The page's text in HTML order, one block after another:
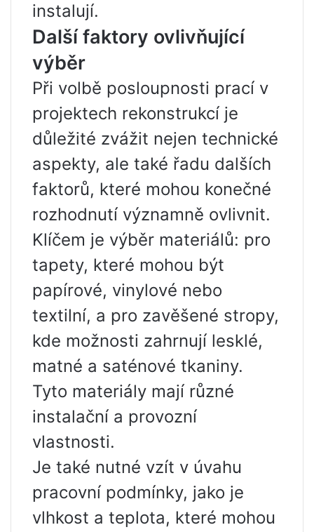
instalují.
Další faktory ovlivňující
výběr
Při volbě posloupnosti prací v
projektech rekonstrukcí je
důležité zvážit nejen technické
aspekty, ale také řadu dalších
faktorů, které mohou konečné
rozhodnutí významně ovlivnit.
Klíčem je výběr materiálů: pro
tapety, které mohou být
papírové, vinylové nebo
textilní, a pro zavěšené stropy,
kde možnosti zahrnují lesklé,
matné a saténové tkaniny.
Tyto materiály mají různé
instalační a provozní
vlastnosti.
Je také nutné vzít v úvahu
pracovní podmínky, jako je
vlhkost a teplota, které mohou